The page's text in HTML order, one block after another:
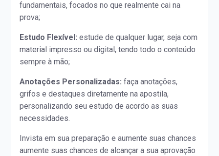
fundamentais, focados no que realmente cai na
prova;
Estudo Flexível: estude de qualquer lugar, seja com
material impresso ou digital, tendo todo o conteúdo
sempre à mão;
Anotações Personalizadas: faça anotações,
grifos e destaques diretamente na apostila,
personalizando seu estudo de acordo as suas
necessidades.
Invista em sua preparação e aumente suas chances
aumente suas chances de alcançar a sua aprovação